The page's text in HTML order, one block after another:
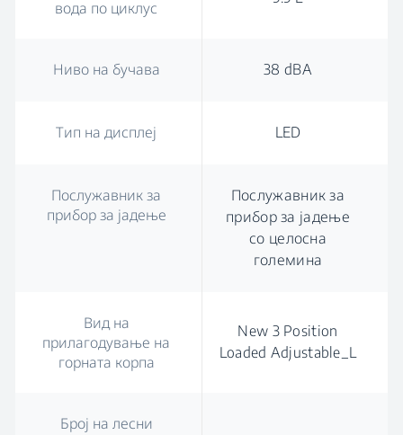
вода по циклус
Ниво на бучава 38 dBA
Тип на дисплеј LED
Послужавник за
прибор за јадење
Послужавник за
прибор за јадење
со целосна
големина
Вид на
прилагодување на
горната корпа
New 3 Position
Loaded Adjustable_L
Број на лесни